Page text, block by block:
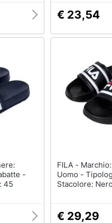
€ 23,54
-
45
FILA - Marchio: - Genere:
Uomo -
Stacolore:
€ 29,29